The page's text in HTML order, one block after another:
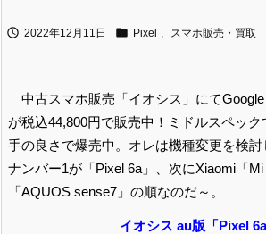
 2022年12月11日  Pixel スマホ販売・買取
中古スマホ販売「イオシス」にて
が税込44,800円で販売中！ミドルスペッ
手の良さで爆売中。オレは機種変更を検
ナンバー1が「Pixel 6a」、次にXiaomi「Mi
「AQUOS sense7」の順なのだ～。
イオシス au版「Pixel 6a